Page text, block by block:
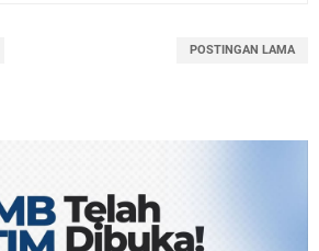
POSTINGAN LAMA